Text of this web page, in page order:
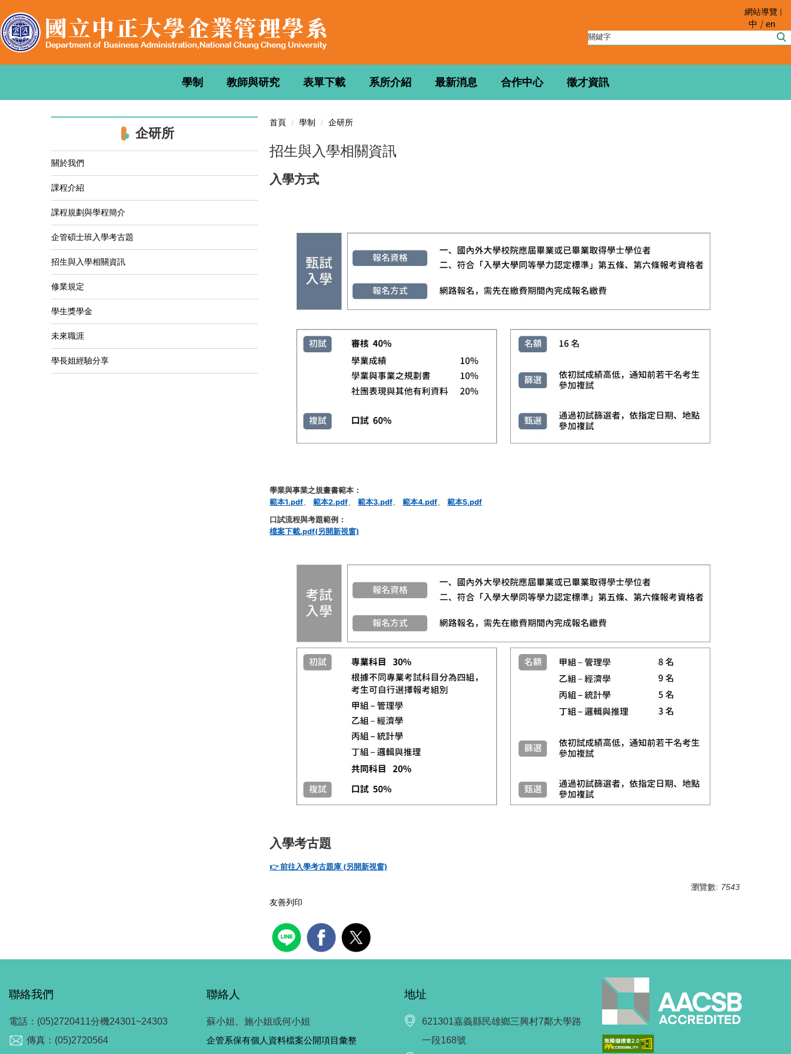
到
主
要
網站導覽 |
中 en
學制 教師與研究 表單下載 系所介紹 最新消息 合作中心 徵才資訊
企研所
關於我們
課程介紹
課程規劃與學程簡介
企管碩士班入學考古題
招生與入學相關資訊
修業規定
學生獎學金
未來職涯
學長姐經驗分享
首頁 學制 企研所
招生與入學相關資訊
入學方式
甄試入學資訊詳細說明： 1. 報名資格：國內外大學院校應屆畢業或已畢業取得學士學位者；或符合「入學大學同等學力認定標準」規定。 2.
學業與事業之規畫書範本：
範本1.pdf、 範本2.pdf、 範本3.pdf、 範本4.pdf、 範本5.pdf
口試流程與考題範例：
檔案下載.pdf(另開新視窗)
考試入學資訊詳細說明： 1. 報名資格與方式：同甄試入學。 2. 錄取名額分配：甲組(管理學) 8名、乙組(經濟學) 9名、丙組(統計學) 5名、丁
入學考古題
👉 前往入學考古題庫 (另開新視窗)
瀏覽數: 7543
友善列印
聯絡我們
電話：(05)2720411分機24301~24303
傳真：(05)2720564
聯絡人
蘇小姐、施小姐或何小姐
企管系保有個人資料檔案公開項目彙整
地址
621301嘉義縣民雄鄉三興村7鄰大學路
一段168號